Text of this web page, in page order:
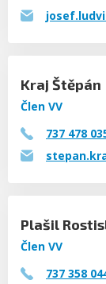
Kraj Štěpán
Člen VV
737 478
Plašil
Člen VV
737 358